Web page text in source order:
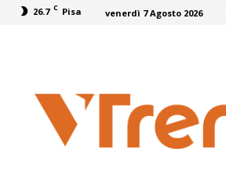
26.7 C Pisa venerdì 7 Agosto 2026